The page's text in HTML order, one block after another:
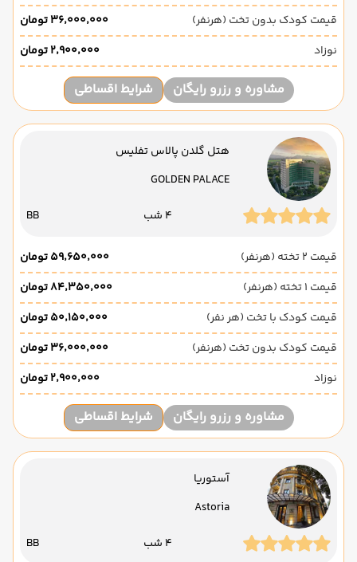
قیمت کودک بدون تخت (هرنفر)
۳۶٬۰۰۰٬۰۰۰ تومان
نوزاد
۲٬۹۰۰٬۰۰۰ تومان
مشاوره و رزرو رایگان شرایط اقساطی
هتل گلدن پالاس تفلیس
GOLDEN PALACE
4 شب BB
قیمت 2 تخته (هرنفر)
۵۹٬۶۵۰٬۰۰۰ تومان
قیمت 1 تخته (هرنفر)
۸۴٬۳۵۰٬۰۰۰ تومان
قیمت کودک با تخت (هر نفر)
۵۰٬۱۵۰٬۰۰۰ تومان
قیمت کودک بدون تخت (هرنفر)
۳۶٬۰۰۰٬۰۰۰ تومان
نوزاد
۲٬۹۰۰٬۰۰۰ تومان
مشاوره و رزرو رایگان شرایط اقساطی
آستوریا
Astoria
4 شب BB